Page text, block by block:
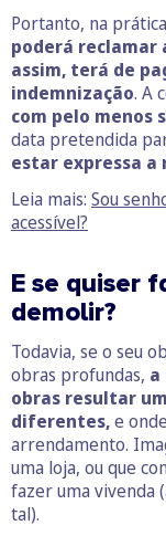
Portanto, na
poderá reclamar
assim, terá de
indemnização. A
com pelo menos
data pretendida
estar expressa a
Leia mais: Sou
acessível?
E se quiser
demolir?
Todavia, se o seu
obras profundas, a
obras resultar
diferentes,e
arrendamento.
uma loja, ou que
fazer uma vivenda
tal).